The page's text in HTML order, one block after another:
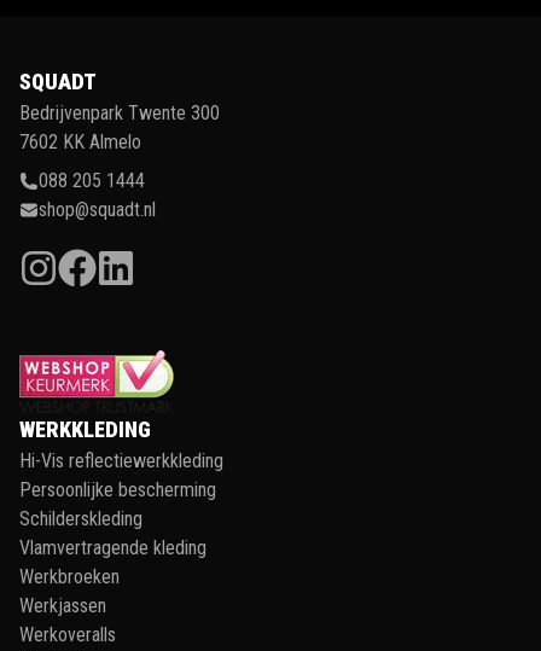
SQUADT
Bedrijvenpark Twente 300
7602 KK Almelo
088 205 1444
shop@squadt.nl
WERKKLEDING
Hi-Vis reflectiewerkkleding
Persoonlijke bescherming
Schilderskleding
Vlamvertragende kleding
Werkbroeken
Werkjassen
Werkoveralls